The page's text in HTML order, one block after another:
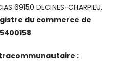
69150 DECINES-CHARPIEU,
du commerce de
: